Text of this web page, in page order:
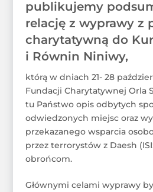
publikujemy
relację z wyprawy z
charytatywną do
i Równin Niniwy,
którą w dniach 21- 28
Fundacji Charytatywnej Orla
tu Państwo opis odbytych
odwiedzonych miejsc oraz
przekazanego wsparcia
przez terrorystów z Daesh
obrońcom.
Głównymi celami wyprawy